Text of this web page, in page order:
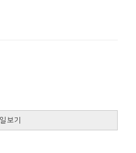
보기